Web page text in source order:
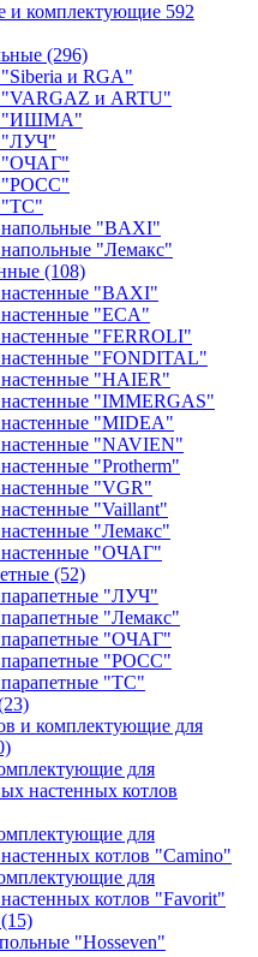
и комплектующие 592
(296)
и RGA"
"VARGAZ и ARTU"
"ИШМА"
"ЛУЧ"
"ОЧАГ"
"РОСС"
"ТС"
напольные "BAXI"
"Лемакс"
(108)
"BAXI"
"ECA"
"FERROLI"
настенные "FONDITAL"
"HAIER"
"IMMERGAS"
"MIDEA"
"NAVIEN"
"Protherm"
"VGR"
"Vaillant"
"Лемакс"
настенные "ОЧАГ"
(52)
парапетные "ЛУЧ"
"Лемакс"
парапетные "ОЧАГ"
парапетные "РОСС"
"ТС"
и комплектующие для
для
настенных котлов
для
котлов "Camino"
для
котлов "Favorit"
(15)
"Hosseven"